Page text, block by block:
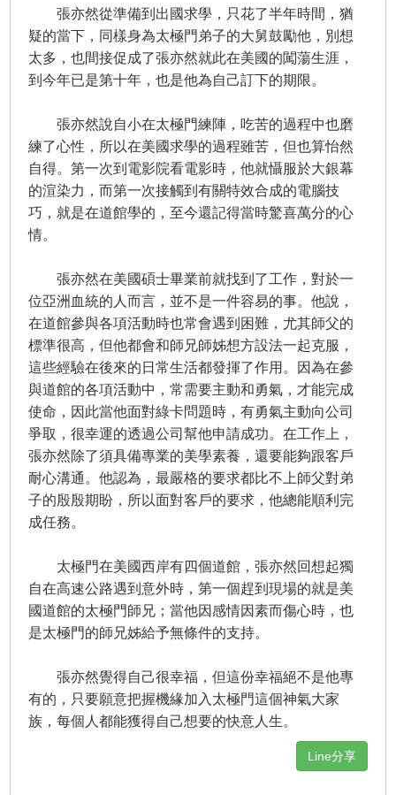
張亦然從準備到出國求學，只花了半年時間，猶
疑的當下，同樣身為太極門弟子的大舅鼓勵他，別想
太多，也間接促成了張亦然就此在美國的闖蕩生涯，
到今年已是第十年，也是他為自己訂下的期限。
張亦然說自小在太極門練陣，吃苦的過程中也磨
練了心性，所以在美國求學的過程雖苦，但也算怡然
自得。第一次到電影院看電影時，他就懾服於大銀幕
的渲染力，而第一次接觸到有關特效合成的電腦技
巧，就是在道館學的，至今還記得當時驚喜萬分的心
情。
張亦然在美國碩士畢業前就找到了工作，對於一
位亞洲血統的人而言，並不是一件容易的事。他說，
在道館參與各項活動時也常會遇到困難，尤其師父的
標準很高，但他都會和師兄師姊想方設法一起克服，
這些經驗在後來的日常生活都發揮了作用。因為在參
與道館的各項活動中，常需要主動和勇氣，才能完成
使命，因此當他面對綠卡問題時，有勇氣主動向公司
爭取，很幸運的透過公司幫他申請成功。在工作上，
張亦然除了須具備專業的美學素養，還要能夠跟客戶
耐心溝通。他認為，最嚴格的要求都比不上師父對弟
子的殷殷期盼，所以面對客戶的要求，他總能順利完
成任務。
太極門在美國西岸有四個道館，張亦然回想起獨
自在高速公路遇到意外時，第一個趕到現場的就是美
國道館的太極門師兄；當他因感情因素而傷心時，也
是太極門的師兄姊給予無條件的支持。
張亦然覺得自己很幸福，但這份幸福絕不是他專
有的，只要願意把握機緣加入太極門這個神氣大家
族，每個人都能獲得自己想要的快意人生。
Line分享